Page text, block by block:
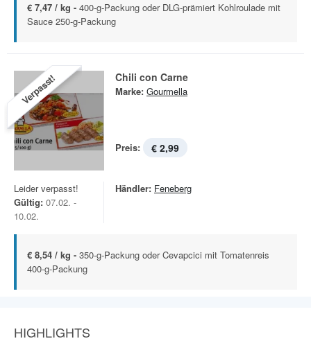
€ 7,47 / kg - 400-g-Packung oder DLG-prämiert Kohlroulade mit
Sauce 250-g-Packung
Verpasst! Chili con Carne
Marke: Gourmella
Preis: € 2,99
Leider verpasst!
Gültig: 07.02. -
10.02.
Händler: Feneberg
€ 8,54 / kg - 350-g-Packung oder Cevapcici mit Tomatenreis
400-g-Packung
HIGHLIGHTS